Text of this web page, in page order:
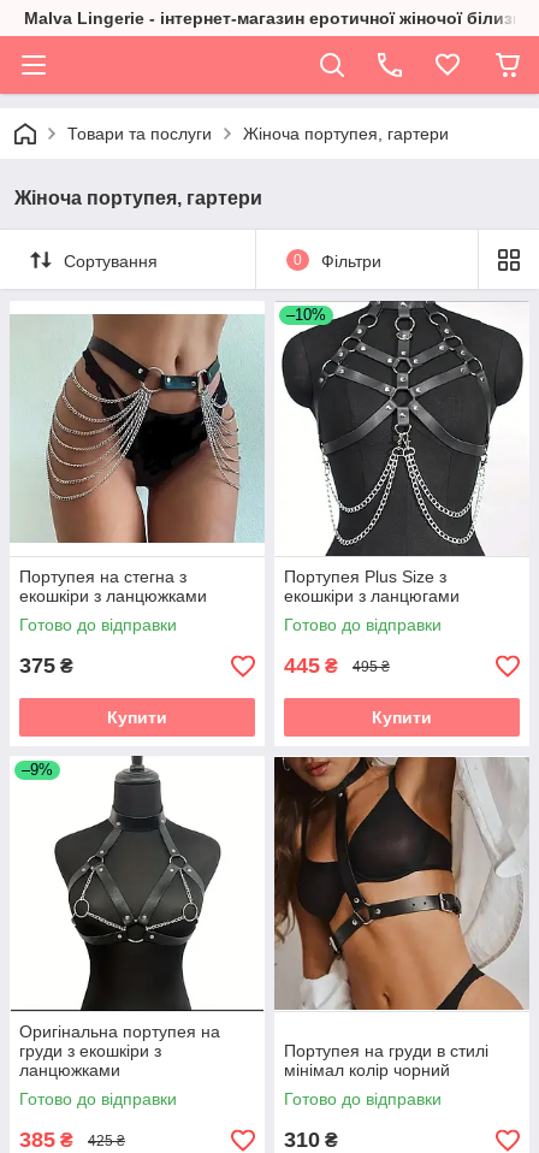
Malva Lingerie - інтернет-магазин еротичної жіночої білизни
Товари та послуги Жіноча портупея, гартери
Жіноча портупея, гартери
Сортування 0 Фільтри
Портупея на стегна з
екошкіри з ланцюжками
Готово до відправки
375 ₴
Купити
–10%
Портупея Plus Size з
екошкіри з ланцюгами
Готово до відправки
445 ₴ 495 ₴
Купити
–9%
Оригінальна портупея на
груди з екошкіри з
ланцюжками
Готово до відправки
385 ₴ 425 ₴
Портупея на груди в стилі
мінімал колір чорний
Готово до відправки
310 ₴